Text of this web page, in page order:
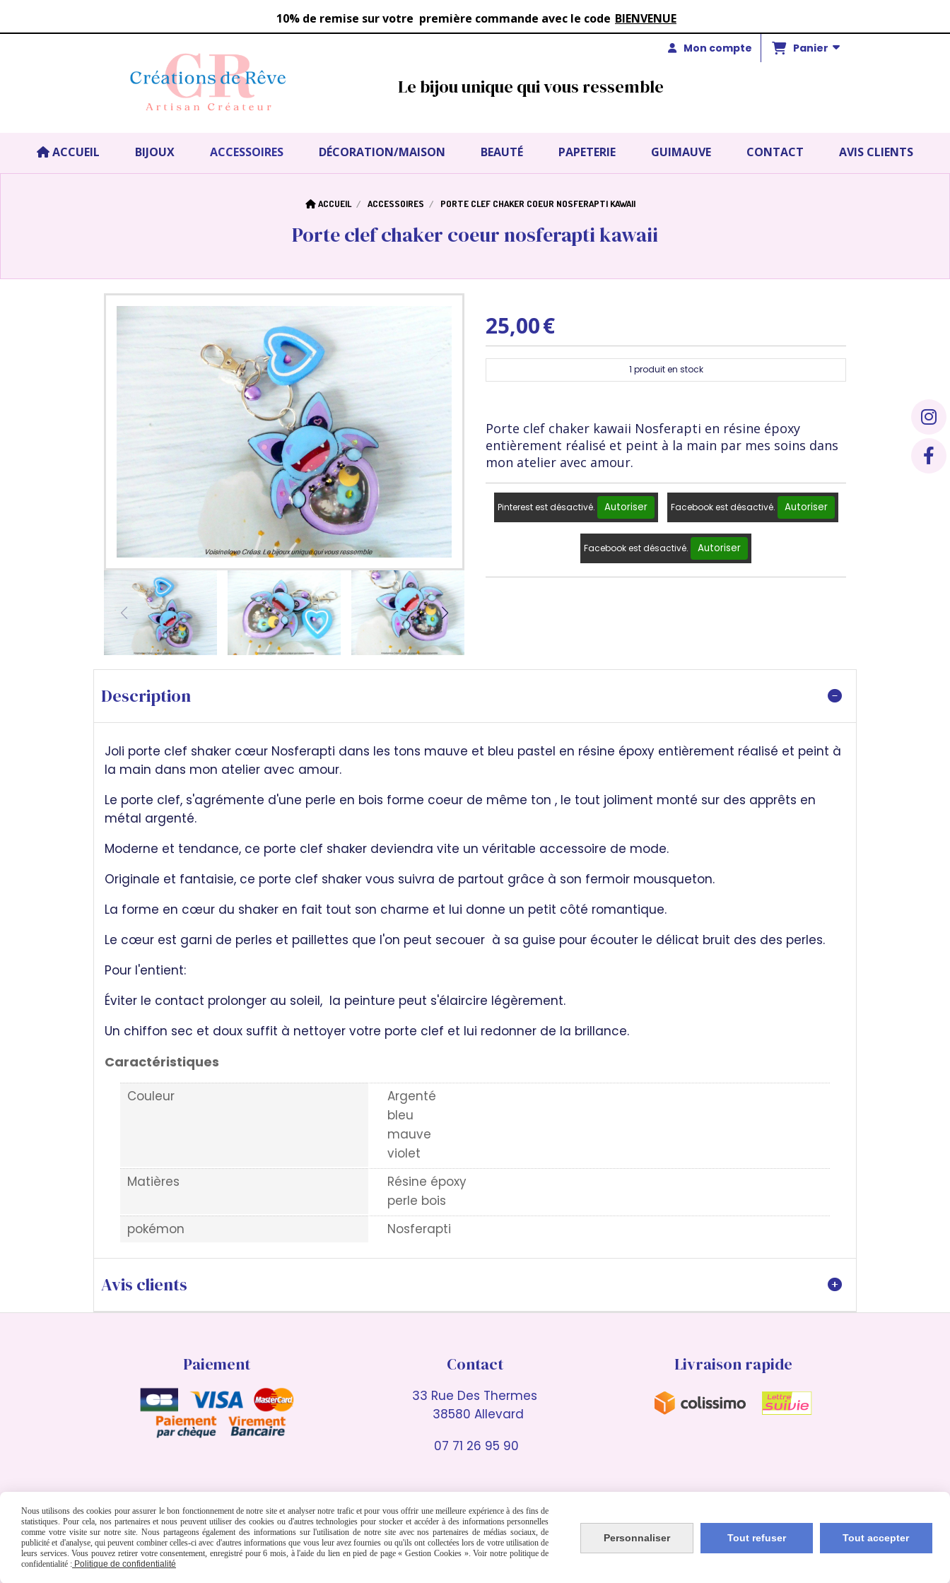
10% de remise sur votre première commande avec le code BIENVENUE
Le bijou unique qui vous ressemble
Mon compte Panier
ACCUEIL BIJOUX ACCESSOIRES DÉCORATION/MAISON BEAUTÉ PAPETERIE GUIMAUVE CONTACT AVIS CLIENTS
ACCUEIL ACCESSOIRES PORTE CLEF CHAKER COEUR NOSFERAPTI KAWAII
Porte clef chaker coeur nosferapti kawaii
25,00€
1 produit en stock
Porte clef chaker kawaii Nosferapti en résine époxy
entièrement réalisé et peint à la main par mes soins dans
mon atelier avec amour.
Pinterest est désactivé. Autoriser Facebook est désactivé. Autoriser
Facebook est désactivé. Autoriser
Description
Joli porte clef shaker cœur Nosferapti dans les tons mauve et bleu pastel en résine époxy entièrement réalisé et peint à
la main dans mon atelier avec amour.
Le porte clef, s'agrémente d'une perle en bois forme coeur de même ton , le tout joliment monté sur des apprêts en
métal argenté.
Moderne et tendance, ce porte clef shaker deviendra vite un véritable accessoire de mode.
Originale et fantaisie, ce porte clef shaker vous suivra de partout grâce à son fermoir mousqueton.
La forme en cœur du shaker en fait tout son charme et lui donne un petit côté romantique.
Le cœur est garni de perles et paillettes que l'on peut secouer à sa guise pour écouter le délicat bruit des des perles.
Pour l'entient:
Éviter le contact prolonger au soleil, la peinture peut s'élaircire légèrement.
Un chiffon sec et doux suffit à nettoyer votre porte clef et lui redonner de la brillance.
Caractéristiques
Couleur
Argenté
bleu
mauve
violet
Matières
Résine époxy
perle bois
pokémon
Nosferapti
Avis clients
Paiement Contact
33 Rue Des Thermes
38580 Allevard
07 71 26 95 90
Livraison rapide
Facebook est désactivé. Autoriser
Mentions Légales Conditions générales de vente Politique de confidentialité Gestion cookies
Nous utilisons des cookies pour assurer le bon fonctionnement de notre site et analyser notre trafic et pour vous offrir une meilleure expérience à des fins de
statistiques. Pour cela, nos partenaires et nous peuvent utiliser des cookies ou d'autres technologies pour stocker et accéder à des informations personnelles
comme votre visite sur notre site. Nous partageons également des informations sur l'utilisation de notre site avec nos partenaires de médias sociaux, de
publicité et d'analyse, qui peuvent combiner celles-ci avec d'autres informations que vous leur avez fournies ou qu'ils ont collectées lors de votre utilisation de
leurs services. Vous pouvez retirer votre consentement, enregistré pour 6 mois, à l'aide du lien en pied de page « Gestion Cookies ». Voir notre politique de
confidentialité : Politique de confidentialité
Personnaliser Tout refuser Tout accepter